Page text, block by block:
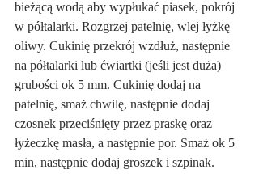
bieżącą wodą aby wypłukać piasek, pokrój
w półtalarki. Rozgrzej patelnię, wlej łyżkę
oliwy. Cukinię przekrój wzdłuż, następnie
na półtalarki lub ćwiartki (jeśli jest duża)
grubości ok 5 mm. Cukinię dodaj na
patelnię, smaż chwilę, następnie dodaj
czosnek przeciśnięty przez praskę oraz
łyżeczkę masła, a następnie por. Smaż ok 5
min, następnie dodaj groszek i szpinak.